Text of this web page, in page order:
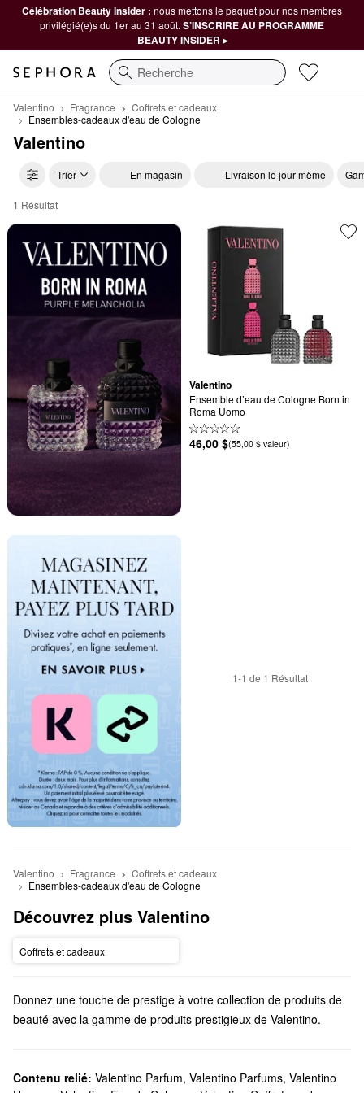
Célébration Beauty Insider : nous mettons le paquet pour nos membres
privilégié(e)s du 1er au 31 août. S’INSCRIRE AU PROGRAMME
BEAUTY INSIDER ▸
Recherche
Valentino Fragrance
Coffrets et cadeaux
Ensembles-cadeaux d'eau de Cologne
Valentino
Trier En magasin Livraison le jour même
Valentino Ensembles-cadeaux d'eau de Cologne
1 Résultat
Valentino
Ensemble d’eau de Cologne Born in
Roma Uomo
46,00 $(55,00 $ valeur)
1-1 de 1 Résultat
Valentino Fragrance
Coffrets et cadeaux
Ensembles-cadeaux d'eau de Cologne
Découvrez plus Valentino
Coffrets et cadeaux
Donnez une touche de prestige à votre collection de produits de
beauté avec la gamme de produits prestigieux de Valentino.
époustouflants et bien plus encore.
Contenu relié: Valentino Parfum, Valentino Parfums, Valentino